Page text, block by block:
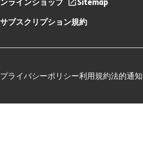
サブスクリプション規約
プライバシーポリシー利用規約法的通知